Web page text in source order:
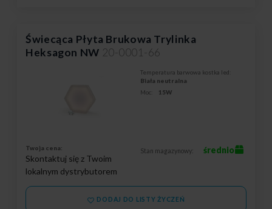
Świecąca Płyta Brukowa Trylinka
Heksagon NW 20-0001-66
Temperatura barwowa kostka led:
Biała neutralna
Moc:
15W
Twoja cena:
Skontaktuj się z Twoim
lokalnym dystrybutorem
Stan magazynowy: średnio
DODAJ DO LISTY ŻYCZEŃ